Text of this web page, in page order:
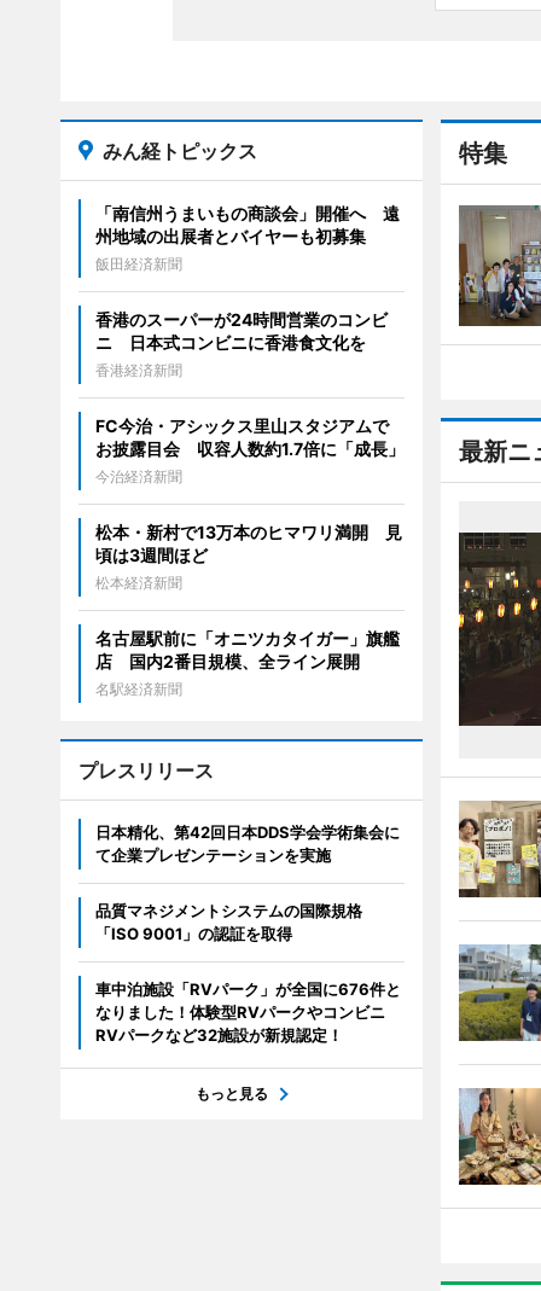
特集
最新ニ
みん経トピックス
「南信州うまいもの商談会」開催へ 遠
州地域の出展者とバイヤーも初募集
飯田経済新聞
香港のスーパーが24時間営業のコンビ
ニ 日本式コンビニに香港食文化を
香港経済新聞
FC今治・アシックス里山スタジアムで
お披露目会 収容人数約1.7倍に「成長」
今治経済新聞
松本・新村で13万本のヒマワリ満開 見
頃は3週間ほど
松本経済新聞
名古屋駅前に「オニツカタイガー」旗艦
店 国内2番目規模、全ライン展開
名駅経済新聞
プレスリリース
日本精化、第42回日本DDS学会学術集会に
て企業プレゼンテーションを実施
品質マネジメントシステムの国際規格
「ISO 9001」の認証を取得
車中泊施設「RVパーク」が全国に676件と
なりました！体験型RVパークやコンビニ
RVパークなど32施設が新規認定！
もっと見る